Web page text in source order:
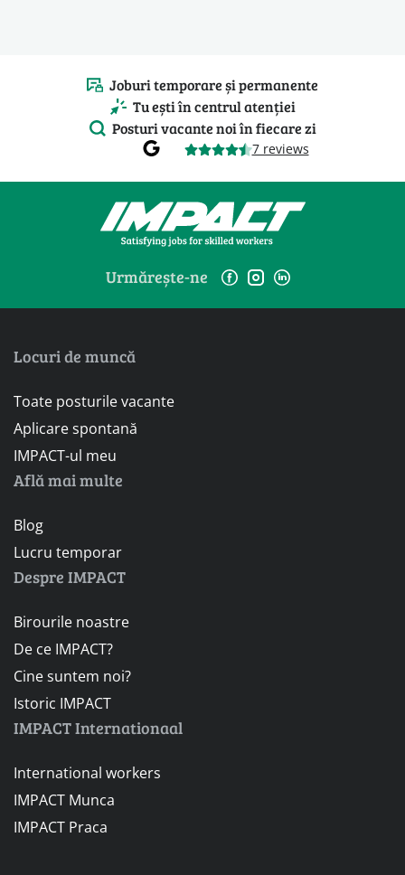
Joburi temporare și permanente
Tu ești în centrul atenției
Posturi vacante noi în fiecare zi
7 reviews
Urmărește-ne
Locuri de muncă
Toate posturile vacante
Aplicare spontană
IMPACT-ul meu
Află mai multe
Blog
Lucru temporar
Despre IMPACT
Birourile noastre
De ce IMPACT?
Cine suntem noi?
Istoric IMPACT
IMPACT Internationaal
International workers
IMPACT Munca
IMPACT Praca